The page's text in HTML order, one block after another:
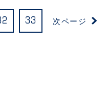
33 次ページ